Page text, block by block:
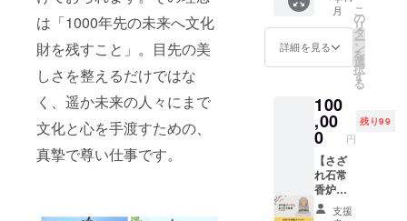
は「1000年先の未来へ文化
財を残すこと」。目先の美
しさを整えるだけではな
く、遥か未来の人々にまで
文化と心を手渡すための、
真摯で尊い仕事です。
箸 デザ
イン：
須磨
約
22.5cm
むと天
神様が
見える
万華鏡
です。
れて発
送させ
ていた
だきま
す。 ※
送料込
みのお
値段で
月
詳細を見る
こ
の
リ
タ
ー
ン
を
選
択
す
る
100
,00
0 円
残り99
【さざ
れ石常
香炉ス
ポン支援